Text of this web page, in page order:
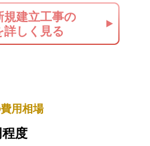
規建立工事の
詳しく見る
用相場
度